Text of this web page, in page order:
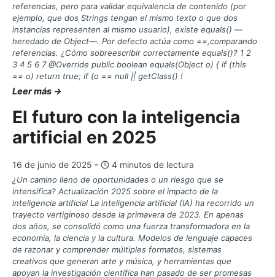
referencias, pero para validar equivalencia de contenido (por
ejemplo, que dos Strings tengan el mismo texto o que dos
instancias representen al mismo usuario), existe equals() —
heredado de Object—. Por defecto actúa como ==,comparando
referencias. ¿Cómo sobreescribir correctamente equals()? 1 2
3 4 5 6 7 @Override public boolean equals(Object o) { if (this
== o) return true; if (o == null || getClass() !
Leer más →
El futuro con la inteligencia
artificial en 2025
16 de junio de 2025 - 4 minutos de lectura
¿Un camino lleno de oportunidades o un riesgo que se
intensifica? Actualización 2025 sobre el impacto de la
inteligencia artificial La inteligencia artificial (IA) ha recorrido un
trayecto vertiginoso desde la primavera de 2023. En apenas
dos años, se consolidó como una fuerza transformadora en la
economía, la ciencia y la cultura. Modelos de lenguaje capaces
de razonar y comprender múltiples formatos, sistemas
creativos que generan arte y música, y herramientas que
apoyan la investigación científica han pasado de ser promesas